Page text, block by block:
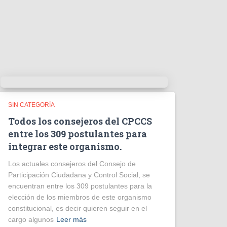
SIN CATEGORÍA
Todos los consejeros del CPCCS
entre los 309 postulantes para
integrar este organismo.
Los actuales consejeros del Consejo de
Participación Ciudadana y Control Social, se
encuentran entre los 309 postulantes para la
elección de los miembros de este organismo
constitucional, es decir quieren seguir en el
cargo algunos Leer más